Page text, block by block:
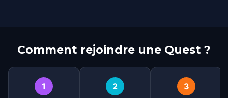
Comment rejoindre une Quest ?
1 2 3